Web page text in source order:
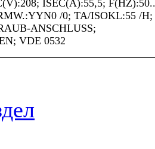
ISEC(A):55,5;
/0; TA/ISOKL:55 /H;
ANSCHLUSS;
VDE 0532